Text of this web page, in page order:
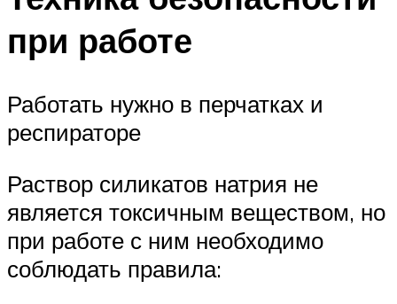
при работе
Работать нужно в перчатках и
респираторе
Раствор силикатов натрия не
является токсичным веществом, но
при работе с ним необходимо
соблюдать правила: